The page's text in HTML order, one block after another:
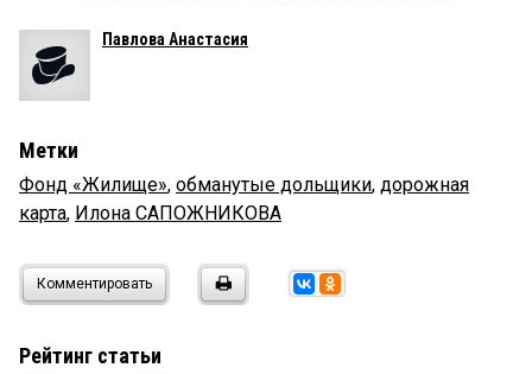
Павлова Анастасия
Метки
Фонд «Жилище», обманутые дольщики, дорожная
карта, Илона САПОЖНИКОВА
Комментировать
Рейтинг статьи